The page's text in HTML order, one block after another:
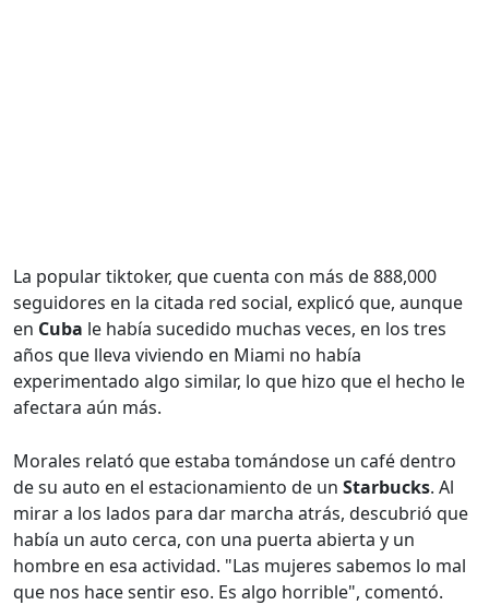
La popular tiktoker, que cuenta con más de 888,000
seguidores en la citada red social, explicó que, aunque
en Cuba le había sucedido muchas veces, en los tres
años que lleva viviendo en Miami no había
experimentado algo similar, lo que hizo que el hecho le
afectara aún más.
Morales relató que estaba tomándose un café dentro
de su auto en el estacionamiento de un Starbucks. Al
mirar a los lados para dar marcha atrás, descubrió que
había un auto cerca, con una puerta abierta y un
hombre en esa actividad. "Las mujeres sabemos lo mal
que nos hace sentir eso. Es algo horrible", comentó.